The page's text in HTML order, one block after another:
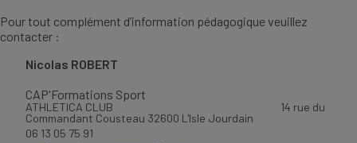
Pour tout complément d’information pédagogique veuillez
contacter :
Nicolas ROBERT
CAP'Formations Sport
ATHLETICA CLUB 14 rue du
Commandant Cousteau 32600 L'Isle Jourdain
06 13 05 75 91